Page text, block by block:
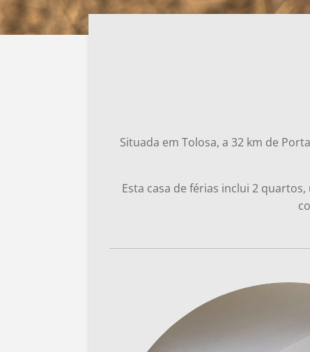
Situada em Tolosa, a 32 km de
Esta casa de férias inclui 2